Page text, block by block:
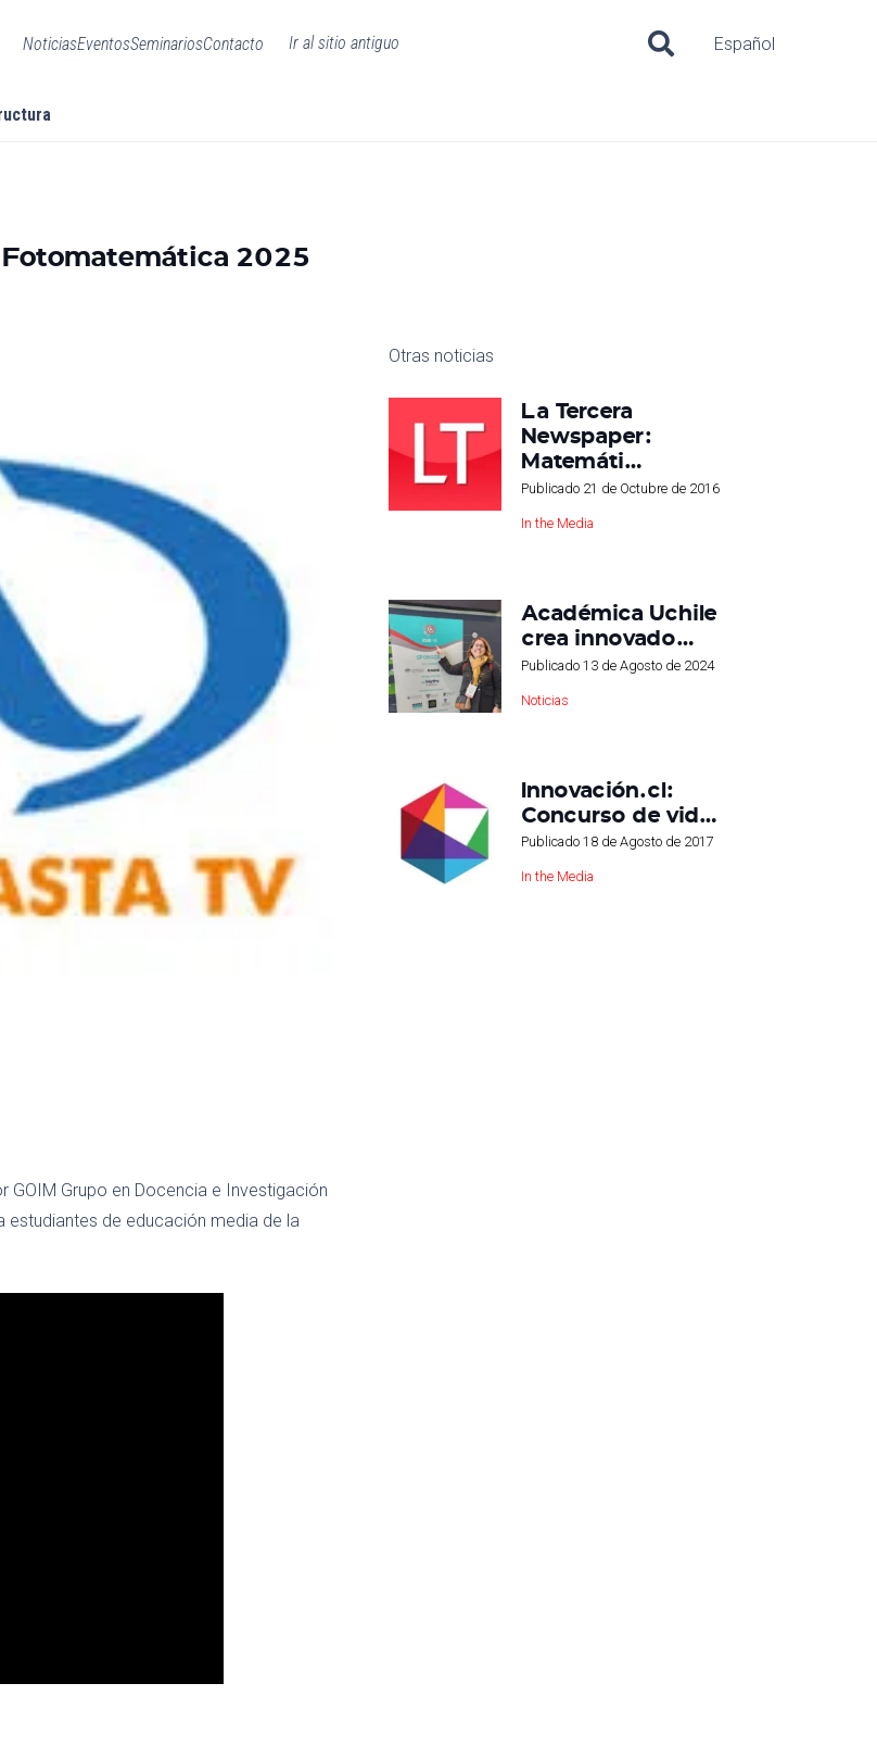
NoticiasEventosSeminariosContacto Ir al sitio antiguo Español
2025
Grupo en Docencia e Investigación
estudiantes de educación media de la
Otras noticias
La Tercera
Newspaper:
Matemáti…
Publicado 21 de Octubre de 2016
In the Media
Académica Uchile
crea innovado…
Publicado 13 de Agosto de 2024
Noticias
Innovación.cl:
Concurso de vid…
Publicado 18 de Agosto de 2017
In the Media